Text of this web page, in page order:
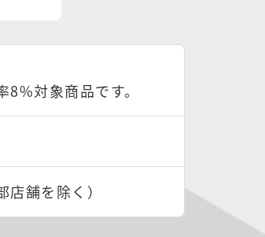
対象商品です。
舗を除く）